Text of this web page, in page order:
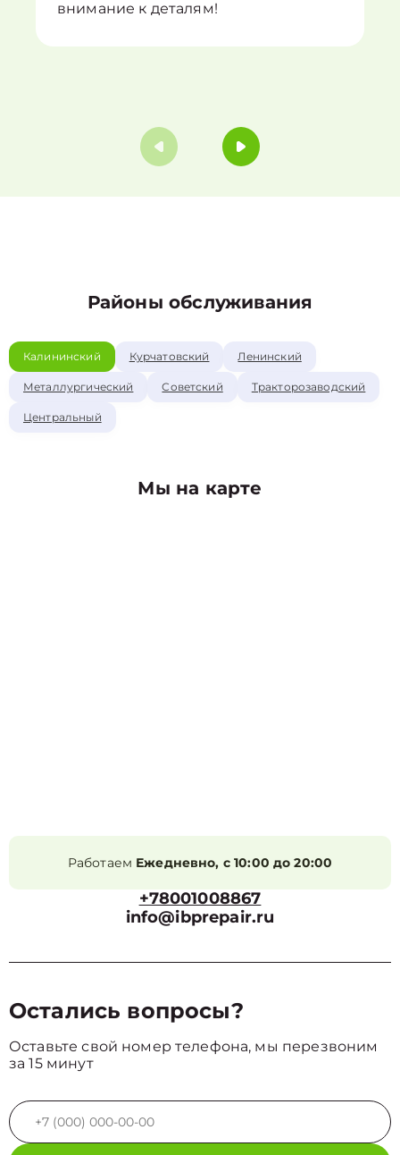
внимание к деталям!
Районы обслуживания
Калининский Курчатовский Ленинский
Металлургический Советский Тракторозаводский
Центральный
Мы на карте
Работаем Ежедневно, с 10:00 до 20:00
+78001008867
info@ibprepair.ru
Остались вопросы?
Оставьте свой номер телефона, мы перезвоним
за 15 минут